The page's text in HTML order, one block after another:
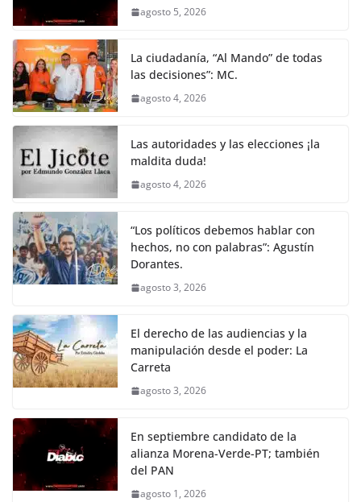
agosto 5, 2026
La ciudadanía, “Al Mando” de todas
las decisiones”: MC.
agosto 4, 2026
Las autoridades y las elecciones ¡la
maldita duda!
agosto 4, 2026
“Los políticos debemos hablar con
hechos, no con palabras”: Agustín
Dorantes.
agosto 3, 2026
El derecho de las audiencias y la
manipulación desde el poder: La
Carreta
agosto 3, 2026
En septiembre candidato de la
alianza Morena-Verde-PT; también
del PAN
agosto 1, 2026